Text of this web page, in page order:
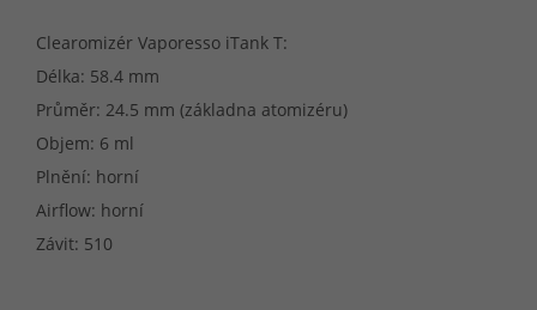
Clearomizér Vaporesso iTank T:
Délka: 58.4 mm
Průměr: 24.5 mm (základna atomizéru)
Objem: 6 ml
Plnění: horní
Airflow: horní
Závit: 510